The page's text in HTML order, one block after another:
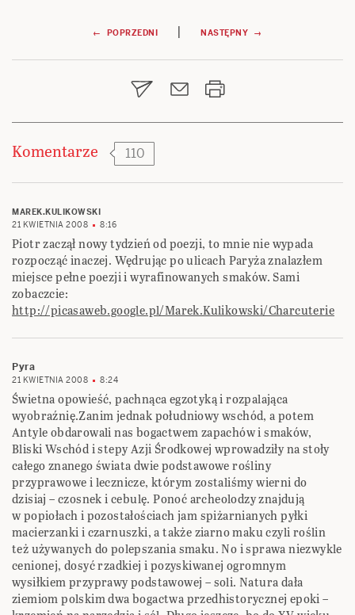
Nawigacja
wpisu
← POPRZEDNI | NASTĘPNY →
Komentarze 110
MAREK.KULIKOWSKI
21 KWIETNIA 2008
8:16
Piotr zaczął nowy tydzień od poezji, to mnie nie wypada
rozpocząć inaczej. Wędrując po ulicach Paryża znalazłem
miejsce pełne poezji i wyrafinowanych smaków. Sami
zobaczcie:
http://picasaweb.google.pl/Marek.Kulikowski/Charcuterie
Pyra
21 KWIETNIA 2008 8:24
Świetna opowieść, pachnąca egzotyką i rozpalająca
wyobraźnię.Zanim jednak południowy wschód, a potem
Antyle obdarowali nas bogactwem zapachów i smaków,
Bliski Wschód i stepy Azji Środkowej wprowadziły na stoły
całego znanego świata dwie podstawowe rośliny
przyprawowe i lecznicze, którym zostaliśmy wierni do
dzisiaj – czosnek i cebulę. Ponoć archeolodzy znajdują
w popiołach i pozostałościach jam spiżarnianych pyłki
macierzanki i czarnuszki, a także ziarno maku czyli roślin
też używanych do polepszania smaku. No i sprawa niezwykle
cenionej, dosyć rzadkiej i pozyskiwanej ogromnym
wysiłkiem przyprawy podstawowej – soli. Natura dała
ziemiom polskim dwa bogactwa przedhistorycznej epoki –